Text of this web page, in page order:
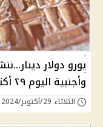
يورو دولار
وأجنبية اليوم ٢٩ أكتوبر مقابل الجنيه المصري
الثلاثاء 29/أكتوبر/2024 - 07:43 ص